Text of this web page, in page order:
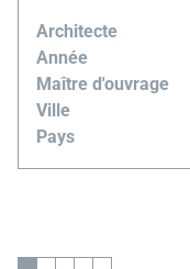
Architecte
Année
Maître d'ouvrage
Ville
Pays